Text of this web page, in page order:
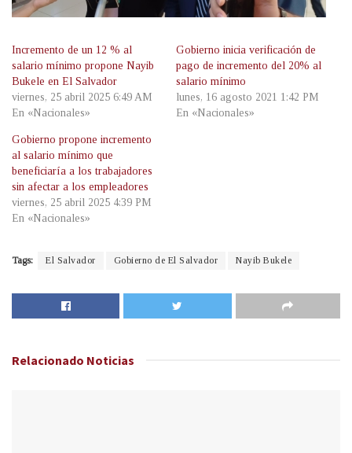
Incremento de un 12 % al
salario mínimo propone Nayib
Bukele en El Salvador
viernes, 25 abril 2025 6:49 AM
En «Nacionales»
Gobierno inicia verificación de
pago de incremento del 20% al
salario mínimo
lunes, 16 agosto 2021 1:42 PM
En «Nacionales»
Gobierno propone incremento
al salario mínimo que
beneficiaría a los trabajadores
sin afectar a los empleadores
viernes, 25 abril 2025 4:39 PM
En «Nacionales»
Tags: El Salvador Gobierno de El Salvador Nayib Bukele
Relacionado Noticias